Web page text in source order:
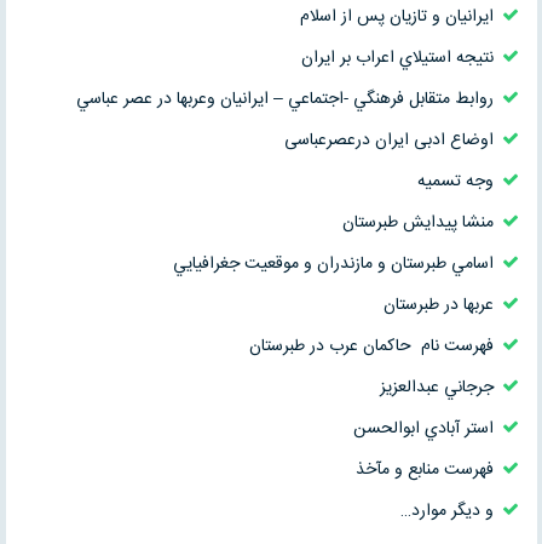
ايرانيان و تازيان پس از اسلام
نتيجه استيلاي اعراب بر ايران
روابط متقابل فرهنگي -اجتماعي – ايرانیان وعربها در عصر عباسي
اوضاع ادبی ایران درعصرعباسی
وجه تسميه
منشا پيدايش طبرستان
اسامي طبرستان و مازندران و موقعيت جغرافيايي
عربها در طبرستان
فهرست نام حاكمان عرب در طبرستان
جرجاني عبدالعزيز
استر آبادي ابوالحسن
فهرست منابع و مآخذ
و دیگر موارد…